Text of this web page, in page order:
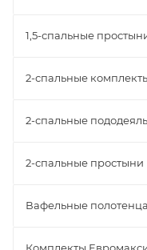
1,5-спальные
2-спальные
2-спальные
2-спальные простыни
Вафельные полотенца